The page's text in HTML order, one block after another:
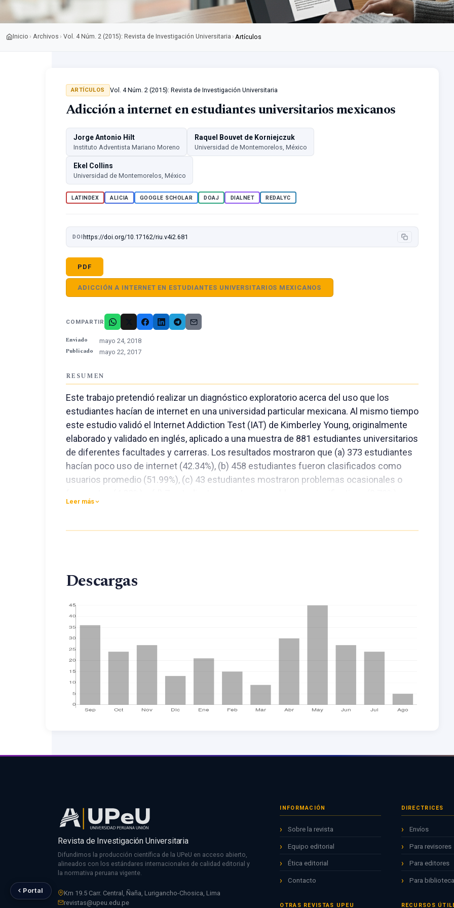
Portal
Inicio › Archivos › Vol. 4 Núm. 2 (2015): Revista de Investigación Universitaria › Artículos
ARTÍCULOS Vol. 4 Núm. 2 (2015): Revista de Investigación Universitaria
Adicción a internet en estudiantes universitarios mexicanos
Jorge Antonio Hilt
Instituto Adventista Mariano Moreno
Raquel Bouvet de Korniejczuk
Universidad de Montemorelos, México
Ekel Collins
Universidad de Montemorelos, México
LATINDEX ALICIA GOOGLE SCHOLAR DOAJ DIALNET REDALYC
DOI https://doi.org/10.17162/riu.v4i2.681
PDF
ADICCIÓN A INTERNET EN ESTUDIANTES UNIVERSITARIOS MEXICANOS
COMPARTIR
Enviado mayo 24, 2018
Publicado mayo 22, 2017
RESUMEN
Este trabajo pretendió realizar un diagnóstico exploratorio acerca del uso que los
estudiantes hacían de internet en una universidad particular mexicana. Al mismo tiempo
este estudio validó el Internet Addiction Test (IAT) de Kimberley Young, originalmente
elaborado y validado en inglés, aplicado a una muestra de 881 estudiantes universitarios
de diferentes facultades y carreras. Los resultados mostraron que (a) 373 estudiantes
hacían poco uso de internet (42.34%), (b) 458 estudiantes fueron clasificados como
usuarios promedio (51.99%), (c) 43 estudiantes mostraron problemas ocasionales o
el uso de internet. El análisis factorial, basado en la rotación Varimax con autovalores
explicaron el 60.88% de la varianza. El nivel de confiabilidad medido por el alfa de
Leer más
Descargas
Revista de Investigación Universitaria
Difundimos la producción científica de la UPeU en acceso abierto,
alineados con los estándares internacionales de calidad editorial y
la normativa peruana vigente.
Km 19.5 Carr. Central, Ñaña, Lurigancho-Chosica, Lima
revistas@upeu.edu.pe
INFORMACIÓN
Sobre la revista
Equipo editorial
Ética editorial
Contacto
OTRAS REVISTAS UPEU
DIRECTRICES
Envíos
Para revisores
Para editores
Para
RECURSOS